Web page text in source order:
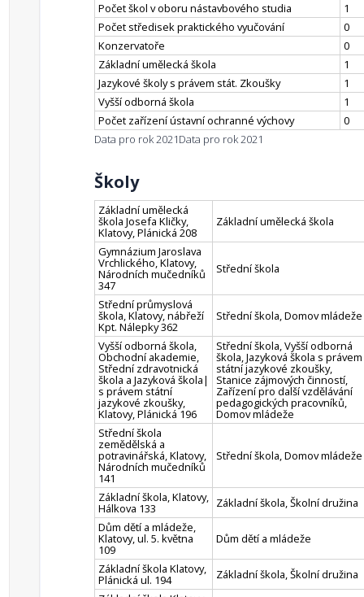
Počet škol v oboru nástavbového studia
1
Počet středisek praktického vyučování
0
Konzervatoře
0
Základní umělecká škola
1
Jazykové školy s právem stát. Zkoušky
1
Vyšší odborná škola
1
Počet zařízení ústavní ochranné výchovy
0
Data pro rok 2021Data pro rok 2021
Školy
Základní umělecká
škola Josefa Kličky,
Klatovy, Plánická 208
Základní umělecká škola
Gymnázium Jaroslava
Vrchlického, Klatovy,
Národních mučedníků
347
Střední škola
Střední průmyslová
škola, Klatovy, nábřeží
Kpt. Nálepky 362
Střední škola, Domov mládeže
Vyšší odborná škola,
Obchodní akademie,
Střední zdravotnická
škola a Jazyková škola|
s právem státní
jazykové zkoušky,
Klatovy, Plánická 196
Střední škola, Vyšší odborná
škola, Jazyková škola s právem
státní jazykové zkoušky,
Stanice zájmových činností,
Zařízení pro další vzdělávání
pedagogických pracovníků,
Domov mládeže
Střední škola
zemědělská a
potravinářská, Klatovy,
Národních mučedníků
141
Střední škola, Domov mládeže
Základní škola, Klatovy,
Hálkova 133
Základní škola, Školní družina
Dům dětí a mládeže,
Klatovy, ul. 5. května
109
Dům dětí a mládeže
Základní škola Klatovy,
Plánická ul. 194
Základní škola, Školní družina